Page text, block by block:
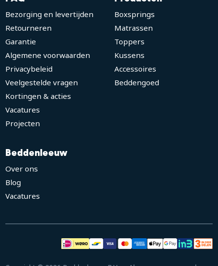
Bezorging en levertijden
Retourneren
Garantie
Algemene voorwaarden
Privacybeleid
Veelgestelde vragen
Kortingen & acties
Vacatures
Projecten
Boxsprings
Matrassen
Toppers
Kussens
Accessoires
Beddengoed
Beddenleeuw
Over ons
Blog
Vacatures